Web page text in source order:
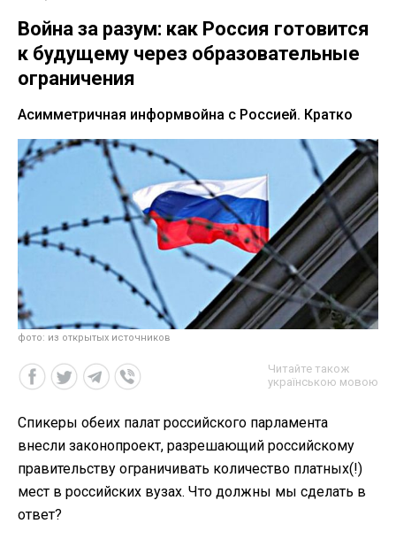
Война за разум: как Россия готовится
к будущему через образовательные
ограничения
Асимметричная информвойна с Россией. Кратко
фото: из открытых источников
Читайте також
українською мовою
Спикеры обеих палат российского парламента
внесли законопроект, разрешающий российскому
правительству ограничивать количество платных(!)
мест в российских вузах. Что должны мы сделать в
ответ?